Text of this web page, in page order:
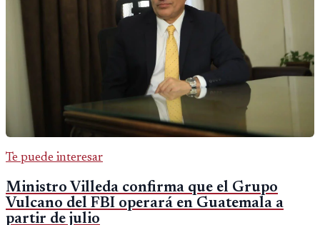
Te puede interesar
Ministro Villeda confirma que el Grupo
Vulcano del FBI operará en Guatemala a
partir de julio